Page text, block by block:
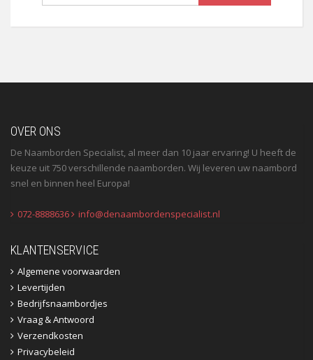
OVER ONS
De Naamborden Specialist, al meer dan 10 jaar ervaring! U heeft de
keuze uit 750 verschillende naamborden. Wij leveren uw naambord
snel en binnen heel Europa!
072-8888636 info@denaambordenspecialist.nl
KLANTENSERVICE
Algemene voorwaarden
Levertijden
Bedrijfsnaambordjes
Vraag & Antwoord
Verzendkosten
Privacybeleid